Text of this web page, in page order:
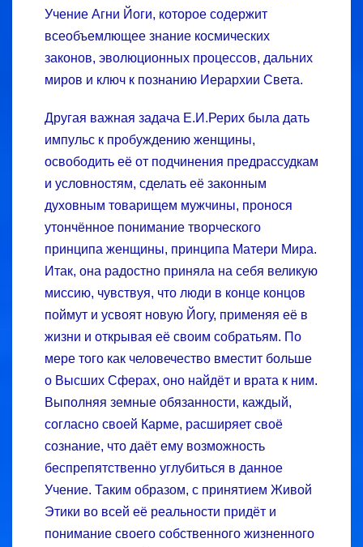
Учение Агни Йоги, которое содержит
всеобъемлющее знание космических
законов, эволюционных процессов, дальних
миров и ключ к познанию Иерархии Света.
Другая важная задача Е.И.Рерих была дать
импульс к пробуждению женщины,
освободить её от подчинения предрассудкам
и условностям, сделать её законным
духовным товарищем мужчины, пронося
утончённое понимание творческого
принципа женщины, принципа Матери Мира.
Итак, она радостно приняла на себя великую
миссию, чувствуя, что люди в конце концов
поймут и усвоят новую Йогу, применяя её в
жизни и открывая её своим собратьям. По
мере того как человечество вместит больше
о Высших Сферах, оно найдёт и врата к ним.
Выполняя земные обязанности, каждый,
согласно своей Карме, расширяет своё
сознание, что даёт ему возможность
беспрепятственно углубиться в данное
Учение. Таким образом, с принятием Живой
Этики во всей её реальности придёт и
понимание своего собственного жизненного